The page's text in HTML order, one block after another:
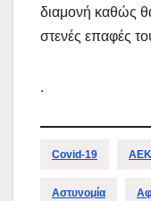
διαμονή καθώς θα
στενές επαφές
.
Covid-19 ΑΕΚ
Αστυνομία